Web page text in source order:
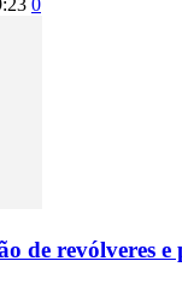
0
de revólveres e